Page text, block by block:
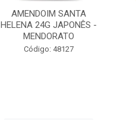
AMENDOIM SANTA
HELENA 24G JAPONÊS -
MENDORATO
Código: 48127